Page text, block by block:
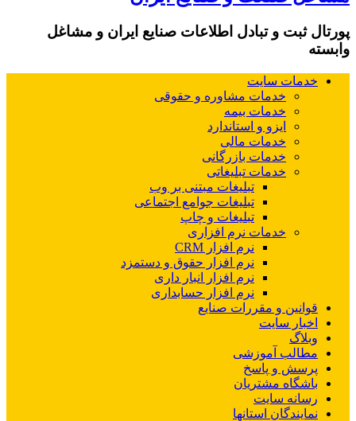
پورتال ثبت و تبادل اطلاعات صنایع ایران و مشاغل
وابسته
خدمات سایت
خدمات مشاوره و حقوقی
خدمات بیمه
ایزو و استاندارد
خدمات مالی
خدمات بازرگانی
خدمات تبلیغاتی
تبلیغات مبتنی بر وب
تبلیغات جوامع اجتماعی
تبلیغات و چاپ
خدمات نرم افزاری
نرم افزار CRM
نرم افزار حقوق و دستمزد
نرم افزار انبار داری
نرم افزار حسابداری
قوانین و مقررات صنایع
اخبار سایت
وبلاگ
مطالب آموزشی
پرسش و پاسخ
باشگاه مشتریان
رسانه سایت
نمایندگان استانها